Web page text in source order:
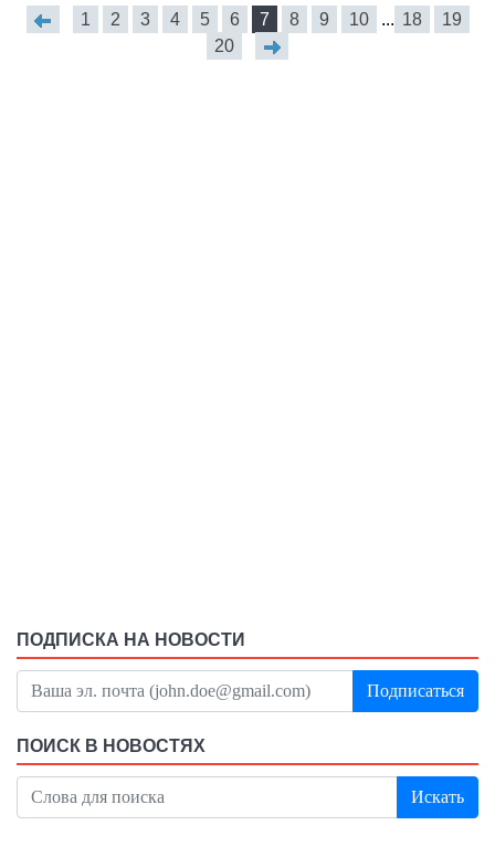
1 2 3 4 5 6 7 8 9 10 ... 18
19
20
ПОДПИСКА НА НОВОСТИ
Подписаться
ПОИСК В НОВОСТЯХ
Искать